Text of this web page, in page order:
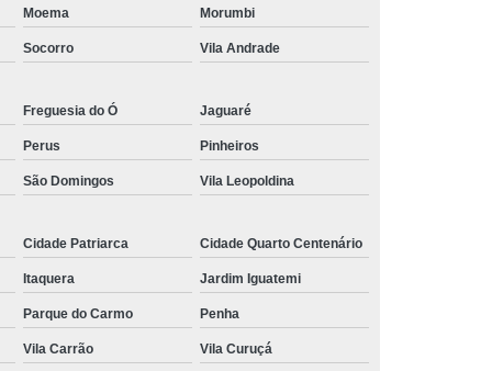
em Piscina
Manutenção para Piscina
Cheia
Manutenção Piscina Fibra
Manutenção de Bomba de Piscina
Manutenção de Motor de Piscina
Manutenção em Filtro de Piscina
Filtro Piscina
Manutenção Motor Piscina
de Limpar Piscina
Produto Limpar Piscina
Produto para Limpar Borda da Piscina
Produto para Limpar Fibra de Piscina
Moema Morumbi
Socorro Vila Andrade
Freguesia do Ó Jaguaré
Perus Pinheiros
São Domingos Vila Leopoldina
Cidade Patriarca Cidade Quarto Centenário
Itaquera Jardim Iguatemi
Parque do Carmo Penha
Vila Carrão Vila Curuçá